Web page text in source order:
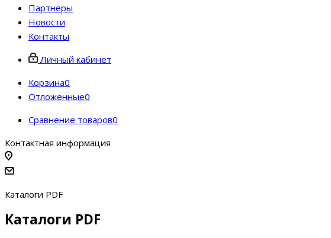
Партнеры
Новости
Контакты
Личный кабинет
Корзина0
Отложенные0
Сравнение товаров0
Контактная информация
Каталоги PDF
Каталоги PDF